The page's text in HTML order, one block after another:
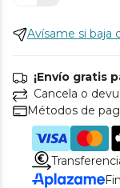
Avísame si baja
¡Envío gratis
Cancela o
Métodos de